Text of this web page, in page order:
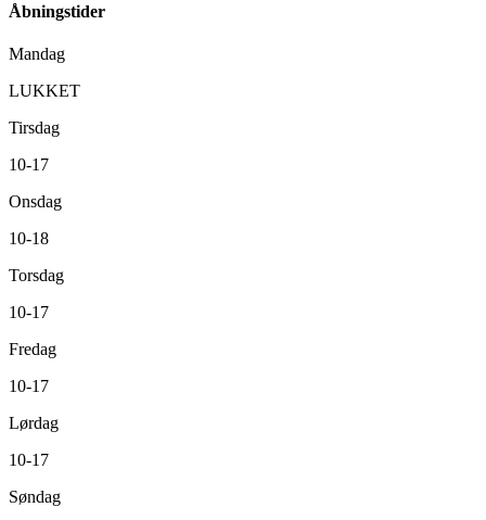
Åbningstider
Mandag
LUKKET
Tirsdag
10-17
Onsdag
10-18
Torsdag
10-17
Fredag
10-17
Lørdag
10-17
Søndag